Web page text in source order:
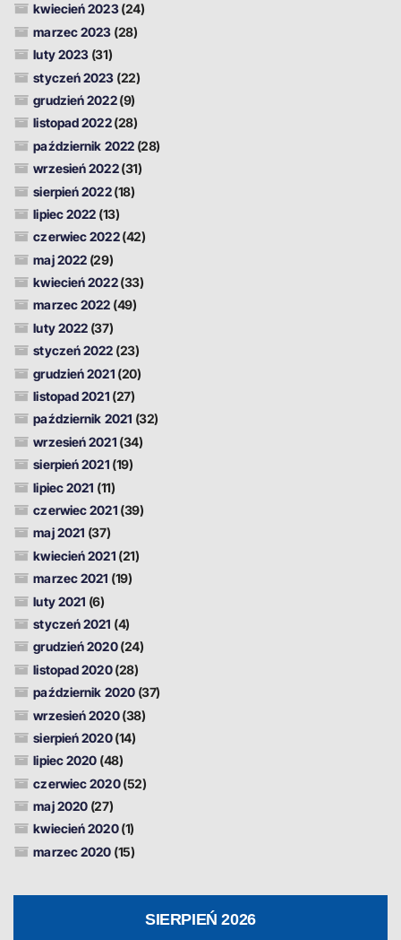
kwiecień 2023(24)
marzec 2023 (28)
luty 2023 (31)
styczeń 2023 (22)
grudzień 2022(9)
listopad 2022(28)
październik 2022(28)
wrzesień 2022(31)
sierpień 2022(18)
lipiec 2022 (13)
czerwiec 2022(42)
maj 2022 (29)
kwiecień 2022(33)
marzec 2022 (49)
luty 2022 (37)
styczeń 2022 (23)
grudzień 2021 (20)
listopad 2021 (27)
październik 2021 (32)
wrzesień 2021 (34)
sierpień 2021 (19)
lipiec 2021 (11)
czerwiec 2021 (39)
maj 2021 (37)
kwiecień 2021 (21)
marzec 2021 (19)
luty 2021 (6)
styczeń 2021 (4)
grudzień 2020(24)
listopad 2020(28)
październik 2020(37)
wrzesień 2020(38)
sierpień 2020(14)
lipiec 2020 (48)
czerwiec 2020(52)
maj 2020 (27)
kwiecień 2020(1)
marzec 2020 (15)
SIERPIEŃ 2026